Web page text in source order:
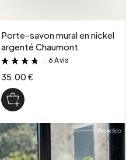
Porte-savon mural en nickel
argenté Chaumont
&
6 Avis
35.00 €